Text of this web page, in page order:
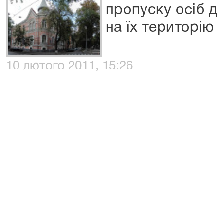
пропуску осіб
на їх
10 лютого 2011, 15:26